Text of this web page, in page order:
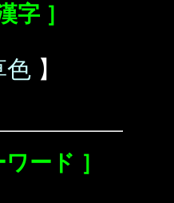
字 ］
色 】
ード ］